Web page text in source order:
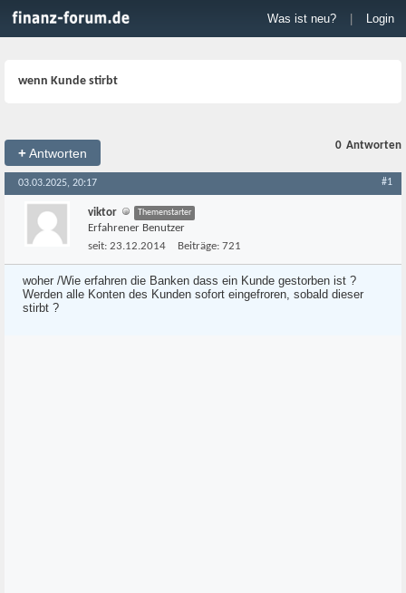
Was ist neu? Login
wenn Kunde stirbt
+Antworten
0 Antworten
03.03.2025, 20:17 #1
viktor Themenstarter
Erfahrener Benutzer
seit: 23.12.2014 Beiträge: 721
woher /Wie erfahren die Banken dass ein Kunde gestorben ist ?
Werden alle Konten des Kunden sofort eingefroren, sobald dieser
stirbt ?